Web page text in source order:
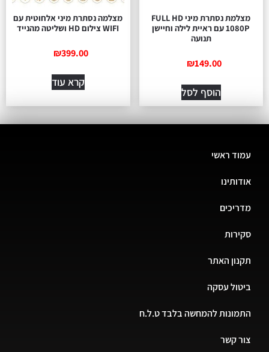
מצלמת נסתרת מיני FULL HD
1080P עם ראיית לילה וחיישן
תנועה
₪149.00
הוסף לסל
מצלמה נסתרת מיני אלחוטית עם
WIFI צילום HD ושליטה מהנייד
₪399.00
קרא עוד
עמוד ראשי
אודותינו
מדריכים
סקירות
תקנון האתר
ביטול עסקה
התמונות להמחשה בלבד ט.ל.ח
צור קשר